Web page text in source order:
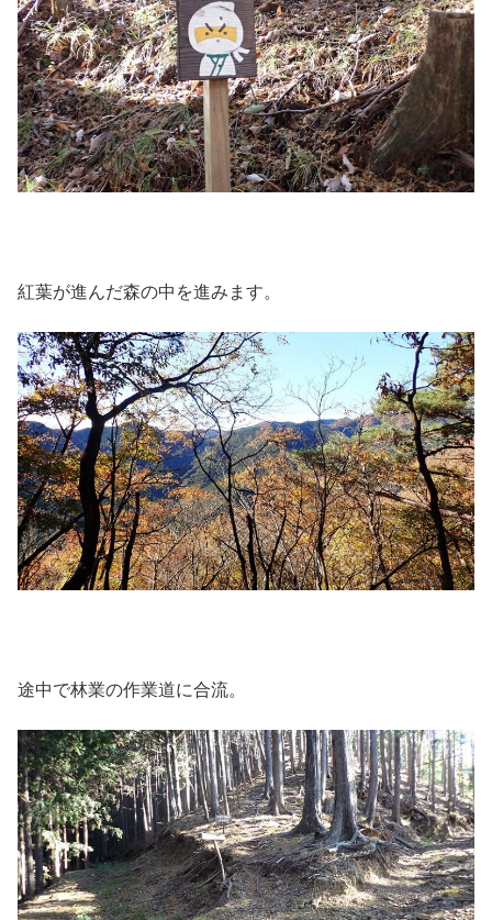
紅葉が進んだ森の中を進みます。
途中で林業の作業道に合流。